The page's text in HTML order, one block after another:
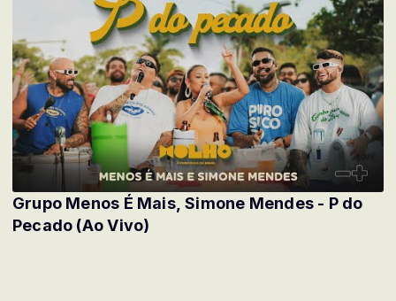
Grupo Menos É Mais, Simone Mendes - P do
Pecado (Ao Vivo)